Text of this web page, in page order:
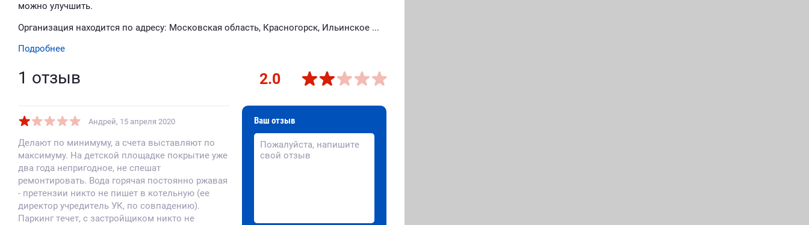
можно улучшить.
Организация находится по адресу: Московская область, Красногорск, Ильинское ...
Подробнее
1 отзыв 2.0
Андрей, 15 апреля 2020
Делают по минимуму, а счета выставляют по
максимуму. На детской площадке покрытие уже
два года непригодное, не спешат
ремонтировать. Вода горячая постоянно ржавая
- претензии никто не пишет в котельную (ее
директор учредитель УК, по совпадению).
Паркинг течет, с застройщиком никто не
Ваш отзыв